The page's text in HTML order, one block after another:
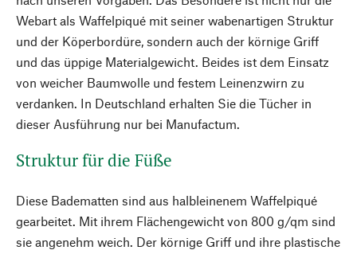
Webart als Waffelpiqué mit seiner wabenartigen Struktur
und der Köperbordüre, sondern auch der körnige Griff
und das üppige Materialgewicht. Beides ist dem Einsatz
von weicher Baumwolle und festem Leinenzwirn zu
verdanken. In Deutschland erhalten Sie die Tücher in
dieser Ausführung nur bei Manufactum.
Struktur für die Füße
Diese Badematten sind aus halbleinenem Waffelpiqué
gearbeitet. Mit ihrem Flächengewicht von 800 g/qm sind
sie angenehm weich. Der körnige Griff und ihre plastische